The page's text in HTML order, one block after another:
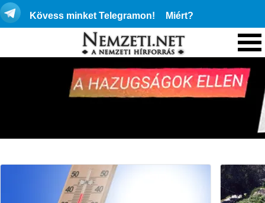
Kövess minket Telegramon! Miért?